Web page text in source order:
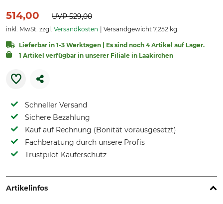
514,00 UVP529,00
inkl. MwSt. zzgl. Versandkosten Versandgewicht 7,252 kg
Lieferbar in 1-3 Werktagen | Es sind noch 4 Artikel auf Lager.
1 Artikel verfügbar in unserer Filiale in Laakirchen
Schneller Versand
Sichere Bezahlung
Kauf auf Rechnung (Bonität vorausgesetzt)
Fachberatung durch unsere Profis
Trustpilot Käuferschutz
Artikelinfos